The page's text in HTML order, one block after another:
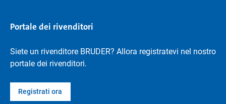
Portale dei rivenditori
Siete un rivenditore BRUDER? Allora registratevi nel nostro
portale dei rivenditori.
Registrati ora